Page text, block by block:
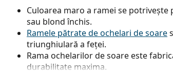
Culoarea maro a ramei se
sau blond închis.
Ramele pătrate de ochelari de soare
triunghiulară a feței.
Rama ochelarilor de soare este
durabilitate maxima.